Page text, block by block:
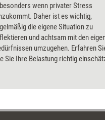
wenn privater Stress
Daher ist es wichtig,
die eigene Situation zu
und achtsam mit den
umzugehen. Erfahren
Sie Ihre Belastung richtig
vermeiden und sich
dieses Bundles